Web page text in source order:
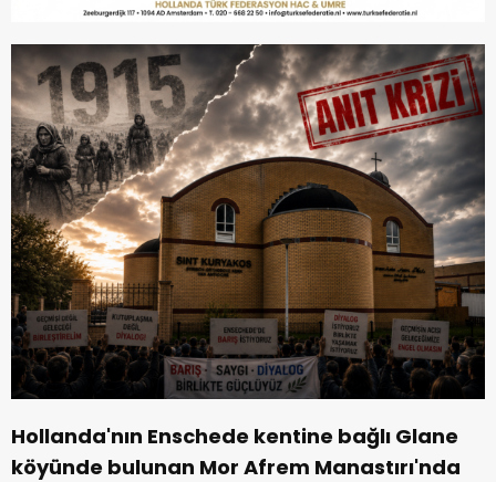
Hollanda'nın Enschede kentine bağlı Glane
köyünde bulunan Mor Afrem Manastırı'nda